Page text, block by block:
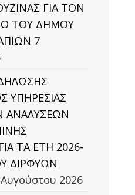
ΓΙΑ ΤΟΝ
ΤΟΥ ΔΗΜΟΥ
7
ΥΠΗΡΕΣΙΑΣ
ΑΝΑΛΥΣΕΩΝ
ΤΑ ΕΤΗ 2026-
ΔΙΡΦΥΩΝ
2026